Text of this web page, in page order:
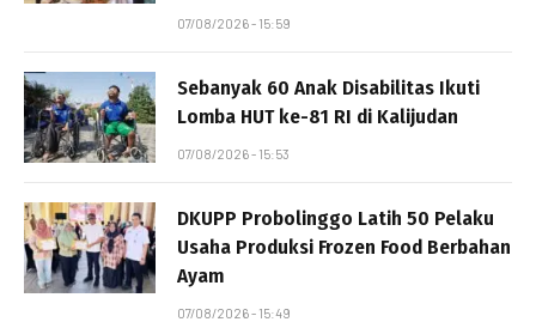
07/08/2026 - 15:59
Sebanyak 60 Anak Disabilitas Ikuti
Lomba HUT ke-81 RI di Kalijudan
07/08/2026 - 15:53
DKUPP Probolinggo Latih 50 Pelaku
Usaha Produksi Frozen Food Berbahan
Ayam
07/08/2026 - 15:49